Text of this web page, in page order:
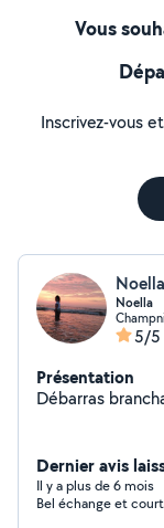
Vous
Inscrivez-vous
Noella
5/5
Présentation
Débarras
Dernier avis
Il y a plus de 6 mois
Bel échange et